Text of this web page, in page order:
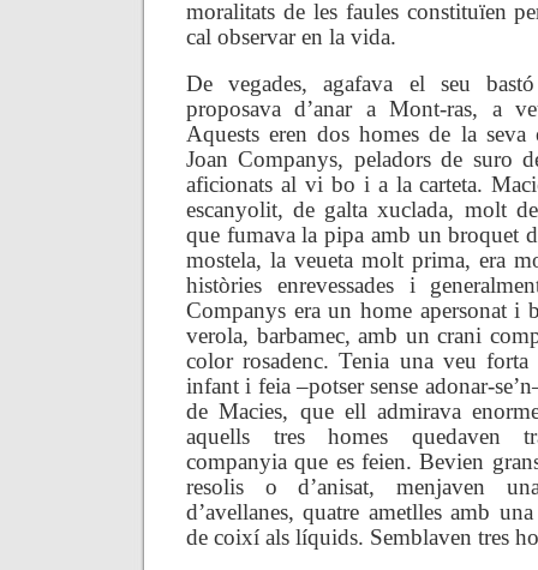
moralitats de les faules constituïen
cal observar en la vida.
De vegades, agafava el seu
proposava d’anar a Mont-ras, a
Aquests eren dos homes de la
Joan Companys, peladors de suro
aficionats al vi bo i a la carteta.
escanyolit, de galta xuclada, molt
que fumava la pipa amb un broquet
mostela, la veueta molt prima, era
històries enrevessades i
Companys era un home apersonat i
verola, barbamec, amb un crani
color rosadenc. Tenia una veu
infant i feia –potser sense adonar-
de Macies, que ell admirava
aquells tres homes quedaven
companyia que es feien. Bevien
resolis o d’anisat, menjaven
d’avellanes, quatre ametlles amb
de coixí als líquids. Semblaven tres